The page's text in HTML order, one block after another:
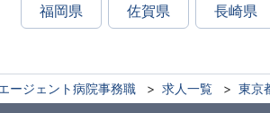
福岡県 佐賀県 長崎県
ージェント病院事務職 求人一覧 東京